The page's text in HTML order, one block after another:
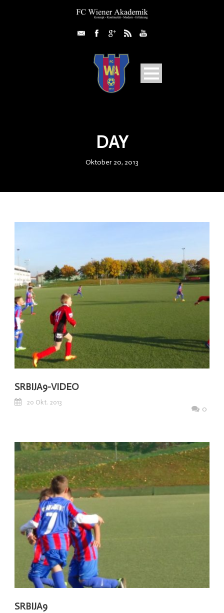
DAY
Oktober 20, 2013
SRBIJA9-VIDEO
20 Okt. 2013
0
SRBIJA9